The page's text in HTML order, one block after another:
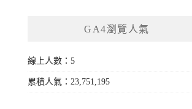
GA4瀏覽人氣
線上人數：5
累積人氣：23,751,195